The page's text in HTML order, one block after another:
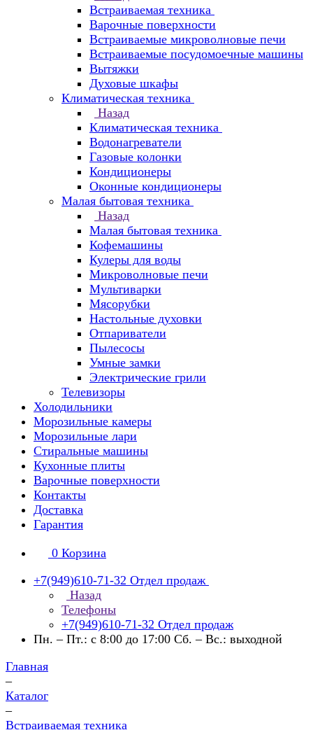
Встраиваемая техника
Варочные поверхности
Встраиваемые микроволновые печи
Встраиваемые посудомоечные машины
Вытяжки
Духовые шкафы
Климатическая техника
Назад
Климатическая техника
Водонагреватели
Газовые колонки
Кондиционеры
Оконные кондиционеры
Малая бытовая техника
Назад
Малая бытовая техника
Кофемашины
Кулеры для воды
Микроволновые печи
Мультиварки
Мясорубки
Настольные духовки
Отпариватели
Пылесосы
Умные замки
Электрические грили
Телевизоры
Холодильники
Морозильные камеры
Морозильные лари
Стиральные машины
Кухонные плиты
Варочные поверхности
Контакты
Доставка
Гарантия
0 Корзина
+7(949)610-71-32 Отдел продаж
Назад
Телефоны
+7(949)610-71-32 Отдел продаж
Пн. – Пт.: с 8:00 до 17:00 Сб. – Вс.: выходной
Главная
–
Каталог
–
Встраиваемая техника